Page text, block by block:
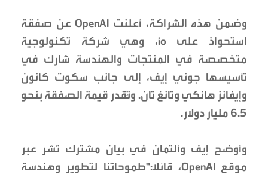
وضمن هذه الشراكة، أعلنت OpenAI عن صفقة
استحواذ على io، وهي شركة تكنولوجية
متخصصة في المنتجات والهندسة شارك في
تأسيسها جوني إيف، إلى جانب سكوت كانون
وإيفانز هانكي وتانغ تان. وتُقدر قيمة الصفقة بنحو
6.5 مليار دولار.
وأوضح إيف وألتمان في بيان مشترك نُشر عبر
موقع OpenAI، قائلا:"طموحاتنا لتطوير وهندسة